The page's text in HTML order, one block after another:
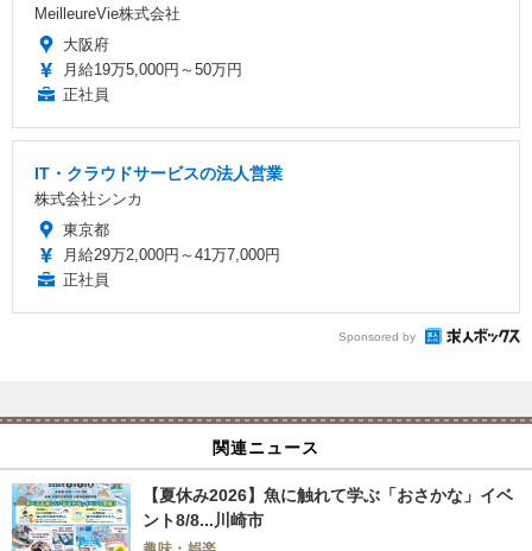
MeilleureVie株式会社
大阪府
月給19万5,000円～50万円
正社員
IT・クラウドサービスの法人営業
株式会社シンカ
東京都
月給29万2,000円～41万7,000円
正社員
Sponsored by
関連ニュース
【夏休み2026】魚に触れて学ぶ「おさかな」イベ
ント8/8...川崎市